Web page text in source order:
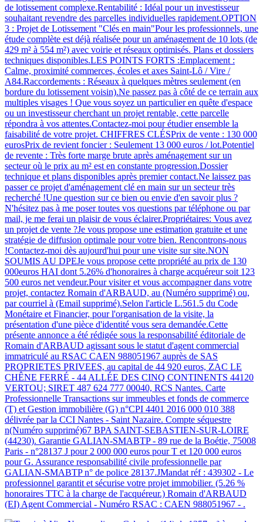
de lotissement complexe.Rentabilité : Idéal pour un investisseur
souhaitant revendre des parcelles individuelles rapidement.OPTION
3 : Projet de Lotissement "Clés en main"Pour les professionnels, une
étude complète est déjà réalisée pour un aménagement de 10 lots (de
429 m² à 554 m²) avec voirie et réseaux optimisés. Plans et dossiers
techniques disponibles.LES POINTS FORTS :Emplacement :
Calme, proximité commerces, écoles et axes Saint-Lô / Vire /
A84.Raccordements : Réseaux à quelques mètres seulement (en
bordure du lotissement voisin).Ne passez pas à côté de ce terrain aux
multiples visages ! Que vous soyez un particulier en quête d'espace
ou un investisseur cherchant un projet rentable, cette parcelle
répondra à vos attentes.Contactez-moi pour étudier ensemble la
faisabilité de votre projet. CHIFFRES CLÉSPrix de vente : 130 000
eurosPrix de revient foncier : Seulement 13 000 euros / lot.Potentiel
de revente : Très forte marge brute après aménagement sur un
secteur où le prix au m² est en constante progression.Dossier
technique et plans disponibles après premier contact.Ne laissez pas
passer ce projet d'aménagement clé en main sur un secteur très
recherché !Une question sur ce bien ou envie d'en savoir plus ?
N'hésitez pas à me poser toutes vos questions par téléphone ou par
mail, je me ferai un plaisir de vous éclairer.Propriétaires: Vous avez
un projet de vente ?Je vous propose une estimation gratuite et une
stratégie de diffusion optimale pour votre bien. Rencontrons-nous
!Contactez-moi dès aujourd'hui pour une visite sur site.NON
SOUMIS AU DPEJe vous propose cette propriété au prix de 130
000euros HAI dont 5.26% d'honoraires à charge acquéreur soit 123
500 euros net vendeur.Pour visiter et vous accompagner dans votre
projet, contactez Romain d'ARBAUD, au (Numéro supprimé) ou,
par courriel à (Email supprimé).Selon l'article L.561.5 du Code
Monétaire et Financier, pour l'organisation de la visite, la
présentation d'une pièce d'identité vous sera demandée.Cette
présente annonce a été rédigée sous la responsabilité éditoriale de
Romain d'ARBAUD agissant sous le statut d'agent commercial
immatriculé au RSAC CAEN 988051967 auprès de SAS
PROPRIETES PRIVEES, au capital de 44 920 euros, ZAC LE
CHÊNE FERRÉ - 44 ALLÉE DES CINQ CONTINENTS 44120
VERTOU; SIRET 487 624 777 00040, RCS Nantes. Carte
Professionnelle Transactions sur immeubles et fonds de commerce
(T) et Gestion immobilière (G) n°CPI 4401 2016 000 010 388
délivrée par la CCI Nantes - Saint Nazaire. Compte séquestre
n(Numéro supprimé)67 BPA SAINT-SEBASTIEN-SUR-LOIRE
(44230). Garantie GALIAN-SMABTP - 89 rue de la Boétie, 75008
Paris - n°28137 J pour 2 000 000 euros pour T et 120 000 euros
pour G. Assurance responsabilité civile professionnelle par
GALIAN-SMABTP n° de police 28137.JMandat réf : 439302 - Le
professionnel garantit et sécurise votre projet immobilier. (5.26 %
honoraires TTC à la charge de l'acquéreur.) Romain d'ARBAUD
(EI) Agent Commercial - Numéro RSAC : CAEN 988051967 - .